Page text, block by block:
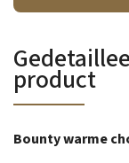
product
Bounty warme